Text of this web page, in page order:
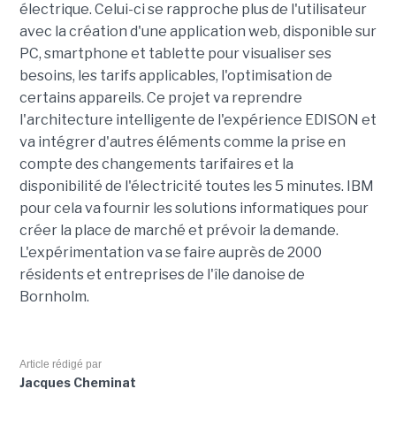
électrique. Celui-ci se rapproche plus de l'utilisateur
avec la création d'une application web, disponible sur
PC, smartphone et tablette pour visualiser ses
besoins, les tarifs applicables, l'optimisation de
certains appareils. Ce projet va reprendre
l'architecture intelligente de l'expérience EDISON et
va intégrer d'autres éléments comme la prise en
compte des changements tarifaires et la
disponibilité de l'électricité toutes les 5 minutes. IBM
pour cela va fournir les solutions informatiques pour
créer la place de marché et prévoir la demande.
L'expérimentation va se faire auprès de 2000
résidents et entreprises de l'île danoise de
Bornholm.
Article rédigé par
Jacques Cheminat